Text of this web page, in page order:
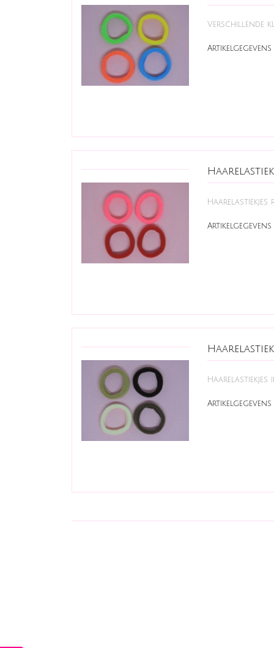
Verschillende
Artikelgegevens
Haarelastiekjes
Artikelgegevens
Haarelastiekjes
Artikelgegevens